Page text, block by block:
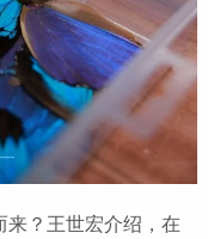
？王世宏介绍，在